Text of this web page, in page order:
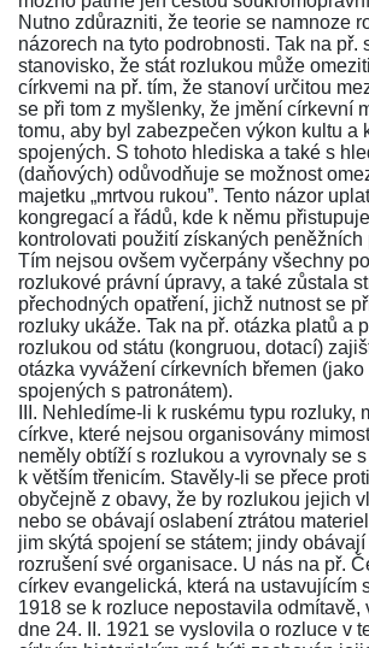
Nutno zdůrazniti, že teorie se namnoze
názorech na tyto podrobnosti. Tak na př.
stanovisko, že stát rozlukou může
církvemi na př. tím, že stanoví určitou
se při tom z myšlenky, že jmění církevní
tomu, aby byl zabezpečen výkon kultu a
spojených. S tohoto hlediska a také s
(daňových) odůvodňuje se možnost
majetku „mrtvou rukou”. Tento názor
kongregací a řádů, kde k němu
kontrolovati použití získaných peněžních
Tím nejsou ovšem vyčerpány všechny
rozlukové právní úpravy, a také zůstala
přechodných opatření, jichž nutnost se
rozluky ukáže. Tak na př. otázka platů a
rozlukou od státu (kongruou, dotací)
otázka vyvážení církevních břemen
spojených s patronátem).
III. Nehledíme-li k ruskému typu rozluky,
církve, které nejsou organisovány
neměly obtíží s rozlukou a vyrovnaly se
k větším třenicím. Stavěly-li se přece
obyčejně z obavy, že by rozlukou jejich
nebo se obávají oslabení ztrátou
jim skýtá spojení se státem; jindy
rozrušení své organisace. U nás na př.
církev evangelická, která na ustavujícím
1918 se k rozluce nepostavila odmítavě,
dne 24. II. 1921 se vyslovila o rozluce v